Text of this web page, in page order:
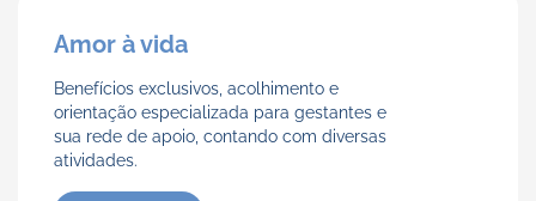
Amor à vida
Benefícios exclusivos, acolhimento e
orientação especializada para gestantes e
sua rede de apoio, contando com diversas
atividades.